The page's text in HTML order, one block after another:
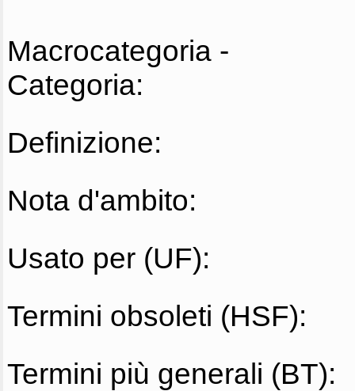
Macrocategoria -
Categoria:
Definizione:
Nota d'ambito:
Usato per (UF):
Termini obsoleti (HSF):
Termini più generali (BT):